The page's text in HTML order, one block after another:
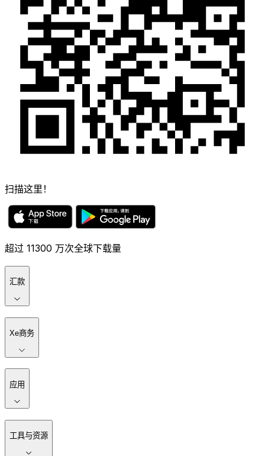
扫描这里！
超过 11300 万次全球下载量
汇款
Xe商务
应用
工具与资源